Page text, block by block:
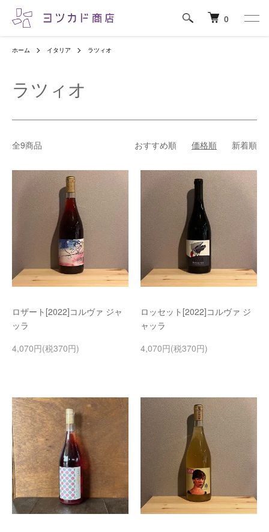
0
ホーム イタリア ラツィオ
ラツィオ
全9商品 おすすめ順 価格順 新着順
ロザート[2022]コルヴァ ジャ
ッラ
4,070円(税370円)
ロッセット[2022]コルヴァ ジ
ャッラ
4,070円(税370円)